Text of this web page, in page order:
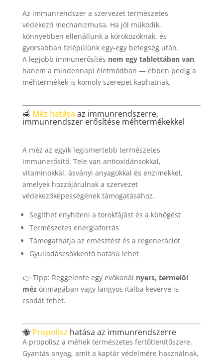
Az immunrendszer a szervezet természetes
védekező mechanizmusa. Ha jól működik,
könnyebben ellenállunk a kórokozóknak, és
gyorsabban felépülünk egy-egy betegség után.
A legjobb immunerősítés nem egy tablettában van,
hanem a mindennapi életmódban — ebben pedig a
méhtermékek is komoly szerepet kaphatnak.
🍯 Méz hatása az immunrendszerre,
immunrendszer erősítése méhtermékekkel
A méz az egyik legismertebb természetes
immunerősítő. Tele van antioxidánsokkal,
vitaminokkal, ásványi anyagokkal és enzimekkel,
amelyek hozzájárulnak a szervezet
védekezőképességének támogatásához.
Segíthet enyhíteni a torokfájást és a köhögést
Természetes energiaforrás
Támogathatja az emésztést és a regenerációt
Gyulladáscsökkentő hatású lehet
👉 Tipp: Reggelente egy evőkanál nyers, termelői
mézönmagában vagy langyos italba keverve is
csodát tehet.
🐝 Propolisz hatása az immunrendszerre
A propolisz a méhek természetes fertőtlenítőszere.
Gyantás anyag, amit a kaptár védelmére használnak,